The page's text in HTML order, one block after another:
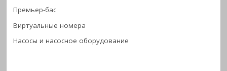
Премьер-бас
Виртуальные номера
Насосы и насосное оборудование